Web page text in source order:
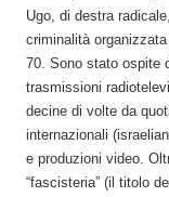
Ugo, di destra
criminalità
70. Sono stato ospite
trasmissioni
decine di volte da
internazionali
e produzioni video.
“fascisteria” (il titolo